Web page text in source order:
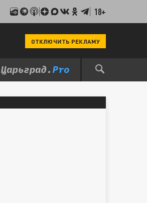
18+
ОТКЛЮЧИТЬ РЕКЛАМУ